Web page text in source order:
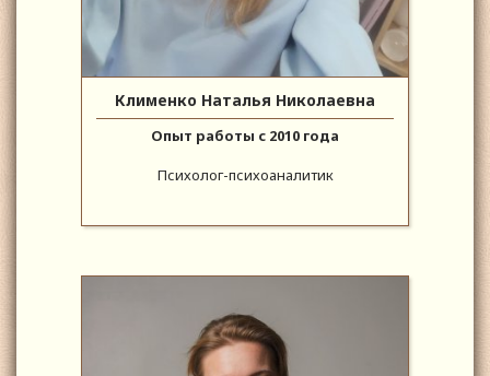
Клименко Наталья Николаевна
Опыт работы с 2010 года
Психолог-психоаналитик